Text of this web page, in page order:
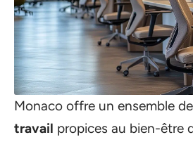
Monaco offre un ensemble de
travail propices au bien-être